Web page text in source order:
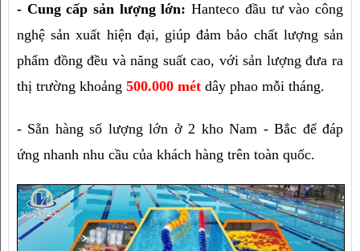
- Cung cấp sản lượng lớn: Hanteco đầu tư vào công
nghệ sản xuất hiện đại, giúp đảm bảo chất lượng sản
phẩm đồng đều và năng suất cao, với sản lượng đưa ra
thị trường khoảng 500.000 mét dây phao mỗi tháng.
- Sẵn hàng số lượng lớn ở 2 kho Nam - Bắc để đáp
ứng nhanh nhu cầu của khách hàng trên toàn quốc.